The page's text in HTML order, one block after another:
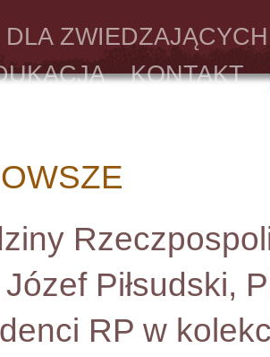
DLA ZWIEDZAJĄCYCH
KONTAKT
Piłsudski,
RP w